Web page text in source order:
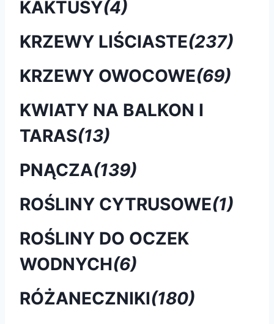
KAKTUSY(4)
KRZEWY LIŚCIASTE(237)
KRZEWY OWOCOWE(69)
KWIATY NA BALKON I
TARAS(13)
PNĄCZA(139)
ROŚLINY CYTRUSOWE(1)
ROŚLINY DO OCZEK
WODNYCH(6)
RÓŻANECZNIKI(180)